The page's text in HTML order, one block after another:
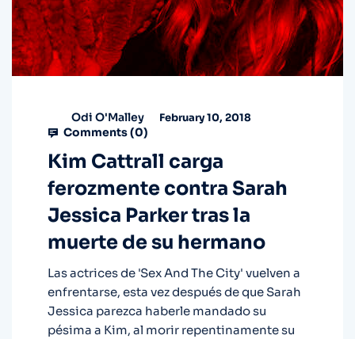
Odi O'Malley February 10, 2018
Comments (0)
Kim Cattrall carga
ferozmente contra Sarah
Jessica Parker tras la
muerte de su hermano
Las actrices de 'Sex And The City' vuelven a
enfrentarse, esta vez después de que Sarah
Jessica parezca haberle mandado su
pésima a Kim, al morir repentinamente su